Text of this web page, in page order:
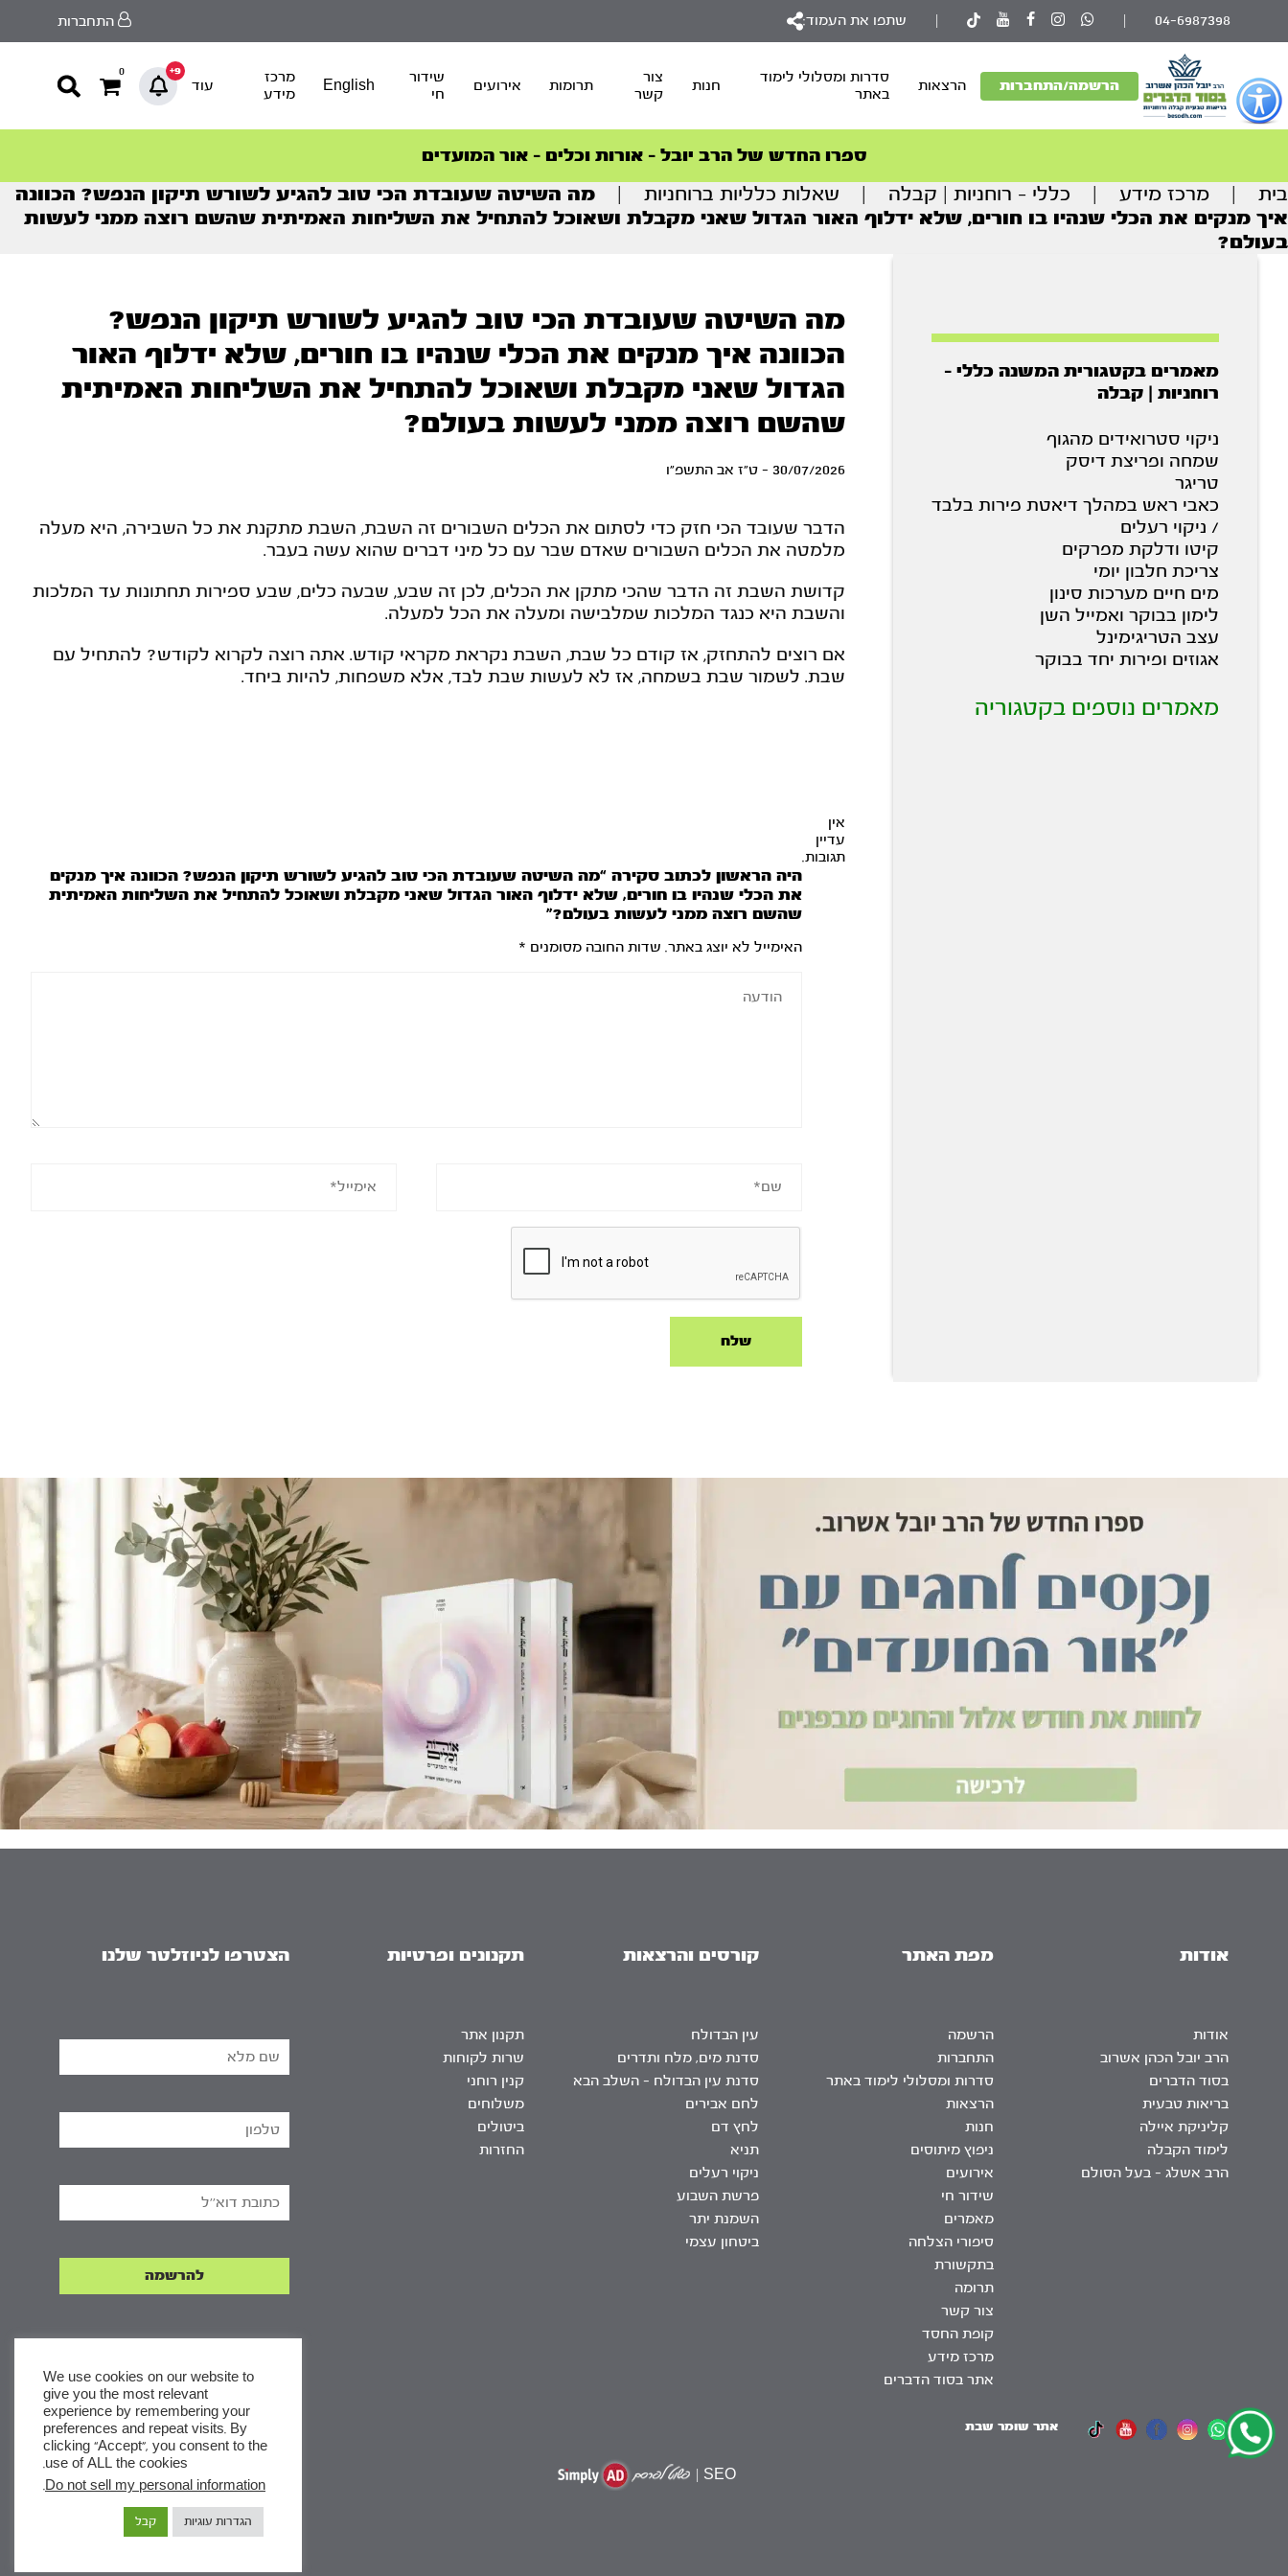
כפתור
לפתיחת
תפריט
נגישות
04-6987398 שתפו את העמוד: התחברות
הרשמה/התחברות הרצאות
סדרות ומסלולי לימוד
באתר
חנות
צור
קשר
תרומות אירועים
שידור
חי
English
מרכז
מידע
עוד
9+
0
סדרות הפודקאסטים
הסדרה המובילה החודש – דרך המלך
ספרו החדש של הרב יובל – אורות וכלים – אור המועדים
הצטרפו למהפכת הבריאות הטבעית >
סדרות הפודקאסטים
הסדרה המובילה החודש – דרך המלך
תוכן
בית מרכז מידע כללי - רוחניות | קבלה שאלות כלליות ברוחניות
מה השיטה שעובדת הכי טוב להגיע לשורש תיקון הנפש? הכוונה
איך מנקים את הכלי שנהיו בו חורים, שלא ידלוף האור הגדול שאני מקבלת ושאוכל להתחיל את השליחות האמיתית שהשם רוצה ממני לעשות
בעולם?
מאמרים בקטגורית המשנה כללי -
רוחניות | קבלה
ניקוי סטרואידים מהגוף
שמחה ופריצת דיסק
טריגר
כאבי ראש במהלך דיאטת פירות בלבד
/ ניקוי רעלים
קיטו ודלקת מפרקים
צריכת חלבון יומי
מים חיים מערכות סינון
לימון בבוקר ואמייל השן
עצב הטריגימינל
אגוזים ופירות יחד בבוקר
מאמרים נוספים בקטגוריה
מה השיטה שעובדת הכי טוב להגיע לשורש תיקון הנפש?
הכוונה איך מנקים את הכלי שנהיו בו חורים, שלא ידלוף האור
הגדול שאני מקבלת ושאוכל להתחיל את השליחות האמיתית
שהשם רוצה ממני לעשות בעולם?
30/07/2026 - ט"ז אב התשפ"ו
הדבר שעובד הכי חזק כדי לסתום את הכלים השבורים זה השבת, השבת מתקנת את כל השבירה, היא מעלה
מלמטה את הכלים השבורים שאדם שבר עם כל מיני דברים שהוא עשה בעבר.
קדושת השבת זה הדבר שהכי מתקן את הכלים, לכן זה שבע, שבעה כלים, שבע ספירות תחתונות עד המלכות
והשבת היא כנגד המלכות שמלבישה ומעלה את הכל למעלה.
אם רוצים להתחזק, אז קודם כל שבת, השבת נקראת מקראי קודש. אתה רוצה לקרוא לקודש? להתחיל עם
שבת. לשמור שבת בשמחה, אז לא לעשות שבת לבד, אלא משפחות, להיות ביחד.
אין
עדיין
תגובות.
היה הראשון לכתוב סקירה “מה השיטה שעובדת הכי טוב להגיע לשורש תיקון הנפש? הכוונה איך מנקים
את הכלי שנהיו בו חורים, שלא ידלוף האור הגדול שאני מקבלת ושאוכל להתחיל את השליחות האמיתית
שהשם רוצה ממני לעשות בעולם?”
האימייל לא יוצג באתר. שדות החובה מסומנים *
אודות
אודות
הרב יובל הכהן אשרוב
בסוד הדברים
בריאות טבעית
קליניקת איילה
לימוד הקבלה
הרב אשלג – בעל הסולם
מפת האתר
הרשמה
התחברות
סדרות ומסלולי לימוד באתר
הרצאות
חנות
ניפוץ מיתוסים
אירועים
שידור חי
מאמרים
סיפורי הצלחה
בתקשורת
תרומה
צור קשר
קופת החסד
מרכז מידע
אתר בסוד הדברים
קורסים והרצאות
עין הבדולח
סדנת מים, מלח ותדרים
סדנת עין הבדולח – השלב הבא
לחם אבירים
לחץ דם
תניא
ניקוי רעלים
פרשת השבוע
השמנת יתר
ביטחון עצמי
תקנונים ופרטיות
תקנון אתר
שרות לקוחות
קנין רוחני
משלוחים
ביטולים
החזרות
הצטרפו לניוזלטר שלנו
אתר שומר שבת
SEO
We use cookies on our website to
give you the most relevant
experience by remembering your
preferences and repeat visits. By
clicking “Accept”, you consent to the
use of ALL the cookies.
Do not sell my personal information
.
הגדרות עוגיות קבל
x
לסדרות
ומסלולי לימוד באתר